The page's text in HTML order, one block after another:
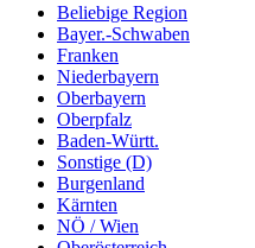
Beliebige Region
Bayer.-Schwaben
Franken
Niederbayern
Oberbayern
Oberpfalz
Baden-Württ.
Sonstige (D)
Burgenland
Kärnten
NÖ / Wien